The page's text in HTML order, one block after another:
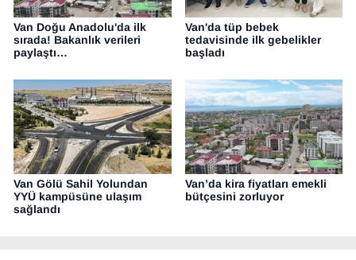
Van Doğu Anadolu'da ilk
sırada! Bakanlık verileri
paylaştı…
Van'da tüp bebek
tedavisinde ilk gebelikler
başladı
Van Gölü Sahil Yolundan
YYÜ kampüsüne ulaşım
sağlandı
Van’da kira fiyatları emekli
bütçesini zorluyor